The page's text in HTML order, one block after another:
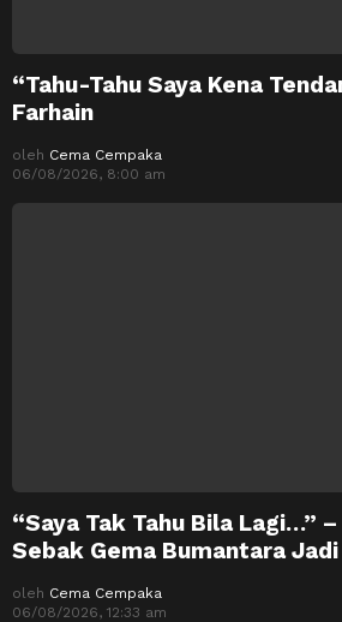
“Tahu-Tahu Saya Kena
Farhain
oleh Cema Cempaka
06/08/2026, 8:00 am
“Saya Tak Tahu Bila Lagi…”
Sebak Gema Bumantara
oleh Cema Cempaka
06/08/2026, 12:33 am